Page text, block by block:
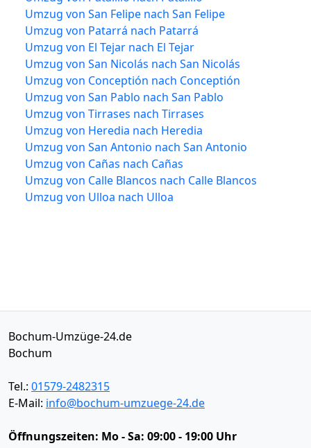
Umzug von San Felipe nach San Felipe
Umzug von Patarrá nach Patarrá
Umzug von El Tejar nach El Tejar
Umzug von San Nicolás nach San Nicolás
Umzug von Conceptión nach Conceptión
Umzug von San Pablo nach San Pablo
Umzug von Tirrases nach Tirrases
Umzug von Heredia nach Heredia
Umzug von San Antonio nach San Antonio
Umzug von Cañas nach Cañas
Umzug von Calle Blancos nach Calle Blancos
Umzug von Ulloa nach Ulloa
Bochum-Umzüge-24.de
Bochum
Tel.: 01579-2482315
E-Mail: info@bochum-umzuege-24.de
Öffnungszeiten: Mo - Sa: 09:00 - 19:00 Uhr